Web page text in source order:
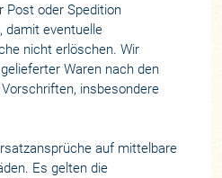
Post oder Spedition
damit eventuelle
nicht erlöschen. Wir
Waren nach den
insbesondere
auf mittelbare
Es gelten die